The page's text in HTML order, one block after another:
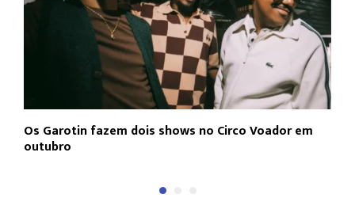
Os Garotin fazem dois shows no Circo Voador em
outubro